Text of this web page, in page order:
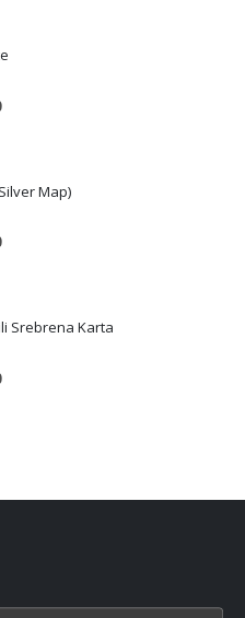
Price
€32,00Map)
Price
€32,00
Srebrena Karta
Price